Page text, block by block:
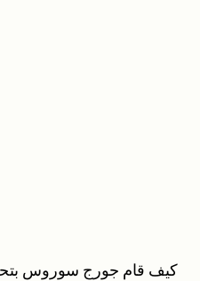
كيف قام جورج سوروس